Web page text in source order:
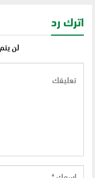
اترك رد
لن